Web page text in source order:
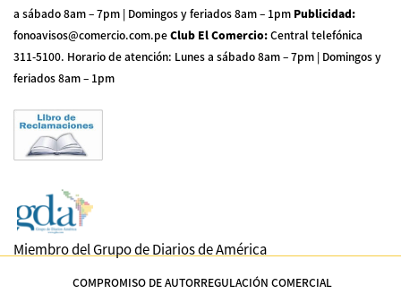
a sábado 8am – 7pm | Domingos y feriados 8am – 1pm Publicidad:
fonoavisos@comercio.com.peClub El Comercio:Central telefónica
311-5100. Horario de atención: Lunes a sábado 8am – 7pm | Domingos y
feriados 8am – 1pm
Miembro del Grupo de Diarios de América
COMPROMISO DE AUTORREGULACIÓN COMERCIAL